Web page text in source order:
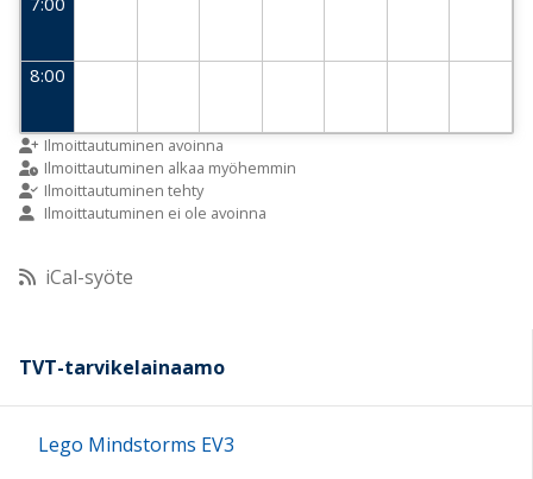
8:00
9:00
10:00
11:00
12:00
Ilmoittautuminen avoinna
Ilmoittautuminen alkaa myöhemmin
Ilmoittautuminen tehty
Ilmoittautuminen ei ole avoinna
iCal-syöte
TVT-tarvikelainaamo
Lego Mindstorms EV3